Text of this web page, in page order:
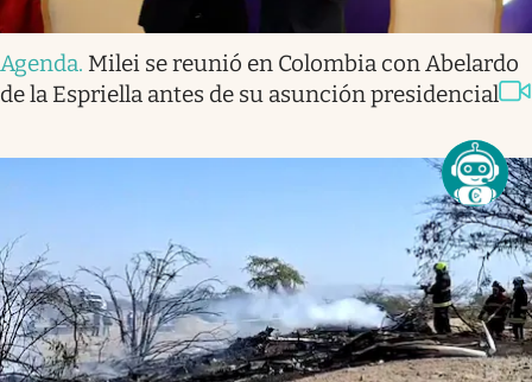
Agenda. Milei se reunió en Colombia con Abelardo
de la Espriella antes de su asunción presidencial